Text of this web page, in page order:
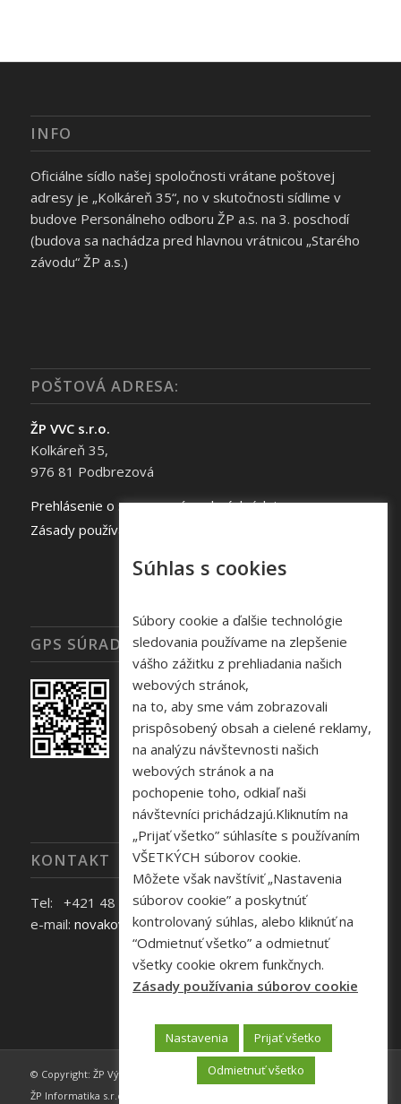
INFO
Oficiálne sídlo našej spoločnosti vrátane poštovej
adresy je „Kolkáreň 35“, no v skutočnosti sídlime v
budove Personálneho odboru ŽP a.s. na 3. poschodí
(budova sa nachádza pred hlavnou vrátnicou „Starého
závodu“ ŽP a.s.)
POŠTOVÁ ADRESA:
ŽP VVC s.r.o.
Kolkáreň 35,
976 81 Podbrezová
Prehlásenie o spracovaní osobných údajov
Zásady používania súborov cookie
GPS SÚRADNICE
KONTAKT
Tel: +421 48 645 40 35
e-mail: novakova@zelpo.sk
© Copyright: ŽP Výskumno - vývojové centrum s r.o., | Webdesign by
ŽP Informatika s.r.o. -
Súhlas s cookies
Súbory cookie a ďalšie technológie
sledovania používame na zlepšenie
vášho zážitku z prehliadania našich
webových stránok,
na to, aby sme vám zobrazovali
prispôsobený obsah a cielené reklamy,
na analýzu návštevnosti našich
webových stránok a na
pochopenie toho, odkiaľ naši
návštevníci prichádzajú.Kliknutím na
„Prijať všetko” súhlasíte s používaním
VŠETKÝCH súborov cookie.
Môžete však navštíviť „Nastavenia
súborov cookie” a poskytnúť
kontrolovaný súhlas, alebo kliknúť na
“Odmietnuť všetko” a odmietnuť
všetky cookie okrem funkčnych.
Zásady používania súborov cookie
Nastavenia
Prijať všetko
Odmietnuť všetko